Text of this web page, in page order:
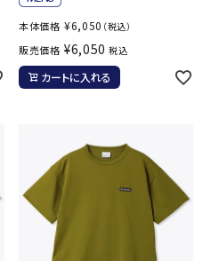
本体価格 ¥6,050 （税込）
販売価格 ¥6,050 税込
カートに入れる